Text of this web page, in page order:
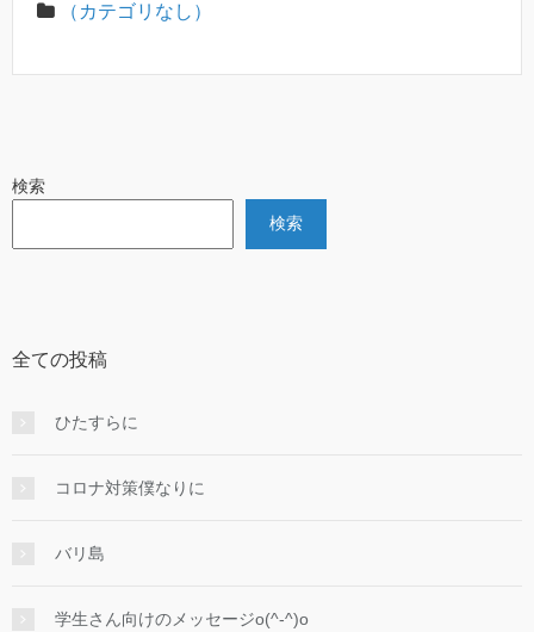
（カテゴリなし）
検索
検索
全ての投稿
ひたすらに
コロナ対策僕なりに
バリ島
学生さん向けのメッセージo(^-^)o